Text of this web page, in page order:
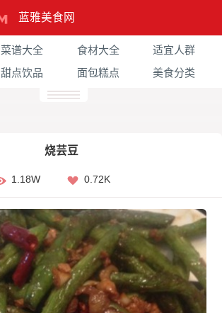
蓝雅美食网
菜谱大全 食材大全
适宜人群
甜点饮品 面包糕点 美食分类
烧芸豆
1.18W 0.72K